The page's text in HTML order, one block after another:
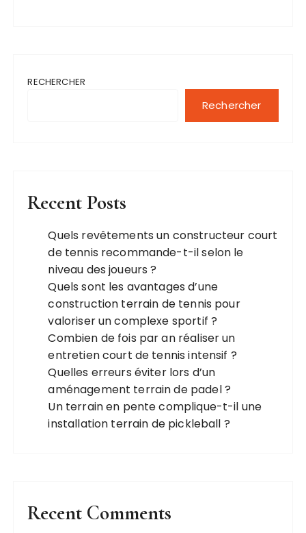
RECHERCHER
Rechercher
Recent Posts
Quels revêtements un constructeur court
de tennis recommande-t-il selon le
niveau des joueurs ?
Quels sont les avantages d’une
construction terrain de tennis pour
valoriser un complexe sportif ?
Combien de fois par an réaliser un
entretien court de tennis intensif ?
Quelles erreurs éviter lors d’un
aménagement terrain de padel ?
Un terrain en pente complique-t-il une
installation terrain de pickleball ?
Recent Comments